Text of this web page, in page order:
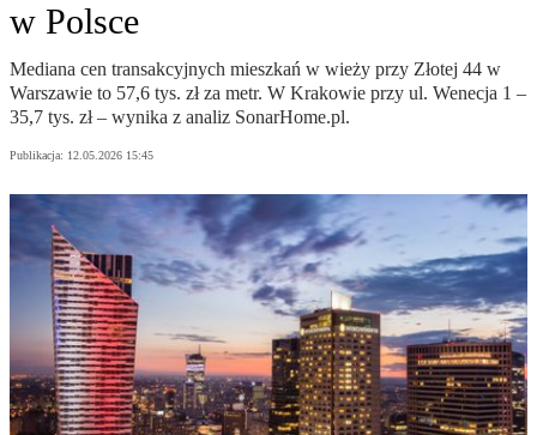
w Polsce
Mediana cen transakcyjnych mieszkań w wieży przy Złotej 44 w
Warszawie to 57,6 tys. zł za metr. W Krakowie przy ul. Wenecja 1 –
35,7 tys. zł – wynika z analiz SonarHome.pl.
Publikacja: 12.05.2026 15:45